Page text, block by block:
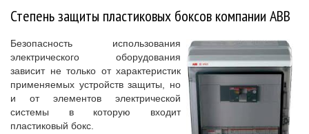
Степень защиты пластиковых боксов компании АВВ
Безопасность использования
электрического оборудования
зависит не только от характеристик
применяемых устройств защиты, но
и от элементов электрической
системы в которую входит
пластиковый бокс.